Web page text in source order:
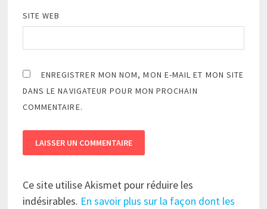
SITE WEB
ENREGISTRER MON NOM, MON E-MAIL ET MON SITE
DANS LE NAVIGATEUR POUR MON PROCHAIN
COMMENTAIRE.
Ce site utilise Akismet pour réduire les
indésirables. En savoir plus sur la façon dont les